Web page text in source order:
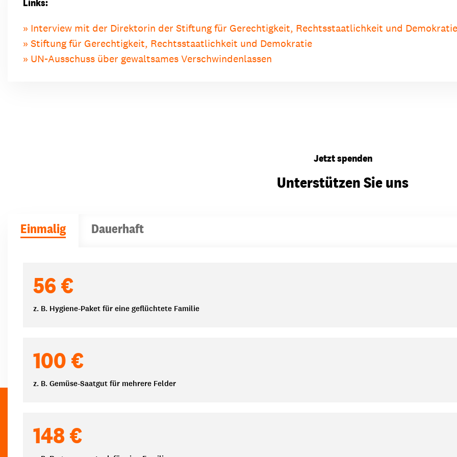
Interview mit der Direktorin der Stiftung für Gerechtigkeit, Rechtsstaatlichkeit und Demokratie
Stiftung für Gerechtigkeit, Rechtsstaatlichkeit und Demokratie
UN-Ausschuss über gewaltsames Verschwindenlassen
Jetzt spenden
Unterstützen Sie uns
Einmalig Dauerhaft
56 €
z. B. Hygiene-Paket für eine geflüchtete Familie
100 €
z. B. Gemüse-Saatgut für mehrere Felder
148 €